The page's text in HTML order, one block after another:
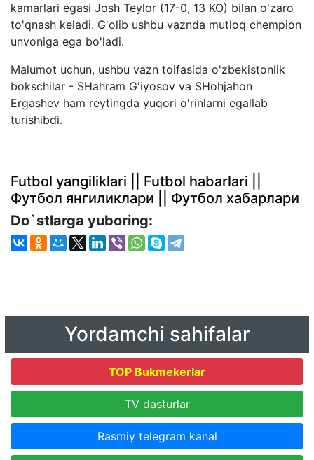
kamarlari egasi Josh Teylor (17-0, 13 KO) bilan o'zaro
to'qnash keladi. G'olib ushbu vaznda mutloq chempion
unvoniga ega bo'ladi.
Malumot uchun, ushbu vazn toifasida o'zbekistonlik
bokschilar - SHahram G'iyosov va SHohjahon
Ergashev ham reytingda yuqori o'rinlarni egallab
turishibdi.
Futbol yangiliklari || Futbol habarlari ||
Футбол янгиликлари || Футбол хабарлари
Do`stlarga yuboring:
Yordamchi sahifalar
TOP Bukmekerlar
TV dasturlar
Rasmiy telegram kanal